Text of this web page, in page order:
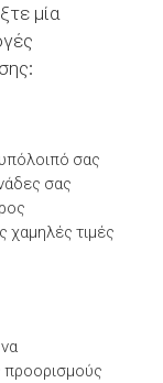
μία
σας
σας
χαμηλές τιμές
προορισμούς